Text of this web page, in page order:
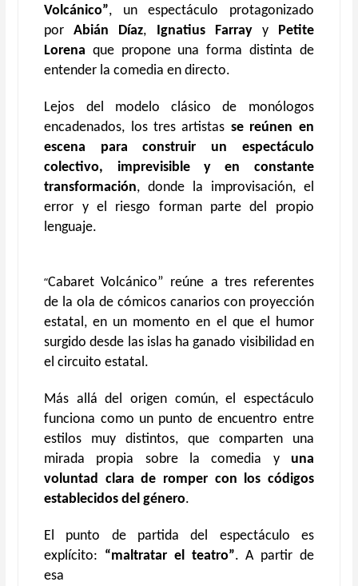
Volcánico”, un espectáculo protagonizado
porAbián Díaz, Ignatius Farrayy Petite
Lorena que propone una forma distinta de
entender la comedia en directo.
Lejos del modelo clásico de monólogos
encadenados, los tres artistas se reúnen en
escena para construir un espectáculo
colectivo, imprevisible y en constante
transformación, donde la improvisación, el
error y el riesgo forman parte del propio
lenguaje.
“Cabaret Volcánico” reúne a tres referentes
de la ola de cómicos canarios con proyección
estatal, en un momento en el que el humor
surgido desde las islas ha ganado visibilidad en
el circuito estatal.
Más allá del origen común, el espectáculo
funciona como un punto de encuentro entre
estilos muy distintos, que comparten una
mirada propia sobre la comedia y una
voluntad clara de romper con los códigos
establecidos del género.
El punto de partida del espectáculo es
explícito: “maltratar el teatro”. A partir de
esa